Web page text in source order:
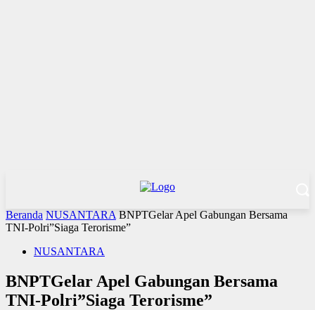
Beranda NUSANTARA BNPTGelar Apel Gabungan Bersama
TNI-Polri”Siaga Terorisme”
NUSANTARA
BNPTGelar Apel Gabungan Bersama
TNI-Polri”Siaga Terorisme”